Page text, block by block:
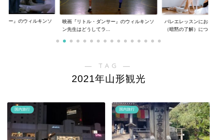
サー』のウィルキンソ
映画『リトル・ダンサー』のウィルキンソ
ン先生はどうしてラ...
バレエレッスンにおけ
（暗黙の了解）につ...
― TAG ―
2021年山形観光
国内旅行 国内旅行